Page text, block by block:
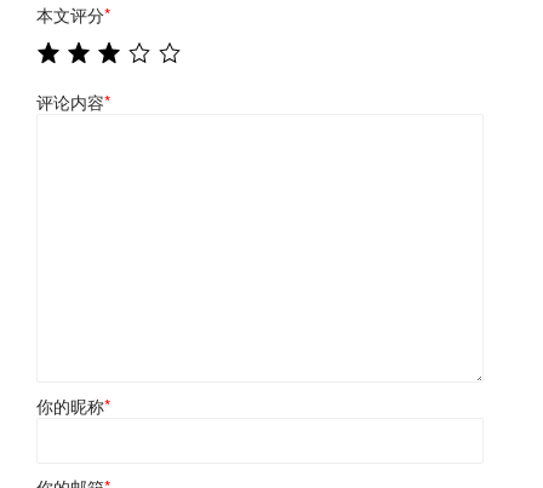
本文评分*
评论内容*
你的昵称*